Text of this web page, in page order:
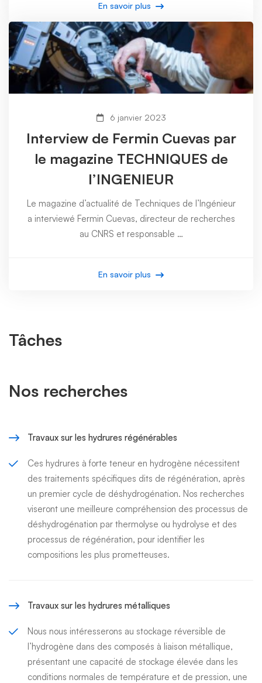
En savoir plus
6 janvier 2023
Interview de Fermin Cuevas par
le magazine TECHNIQUES de
l’INGENIEUR
Le magazine d’actualité de Techniques de l’Ingénieur
a interviewé Fermin Cuevas, directeur de recherches
au CNRS et responsable …
En savoir plus
Tâches
Nos recherches
Travaux sur les hydrures régénérables
Ces hydrures à forte teneur en hydrogène nécessitent
des traitements spécifiques dits de régénération, après
un premier cycle de déshydrogénation. Nos recherches
viseront une meilleure compréhension des processus de
déshydrogénation par thermolyse ou hydrolyse et des
processus de régénération, pour identifier les
compositions les plus prometteuses.
Travaux sur les hydrures métalliques
Nous nous intéresserons au stockage réversible de
l’hydrogène dans des composés à liaison métallique,
présentant une capacité de stockage élevée dans les
conditions normales de température et de pression, une